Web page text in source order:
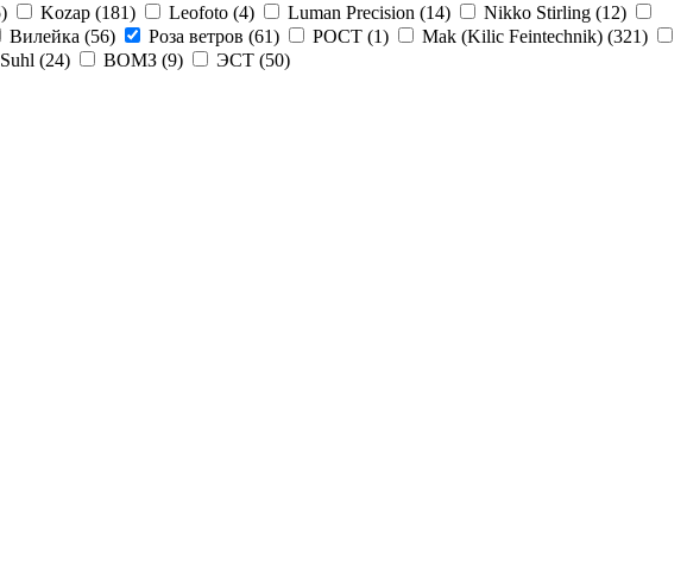
) Kozap (181) Leofoto (4) Luman Precision (14) Nikko Stirling (12)
Вилейка (56) Роза ветров (61) РОСТ (1) Mak (Kilic Feintechnik) (321)
Suhl (24) ВОМЗ (9) ЭСТ (50)